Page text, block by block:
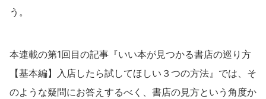
う。
本連載の第1回目の記事『いい本が見つかる書店の巡り方
【基本編】入店したら試してほしい３つの方法』では、そ
のような疑問にお答えするべく、書店の見方という角度か